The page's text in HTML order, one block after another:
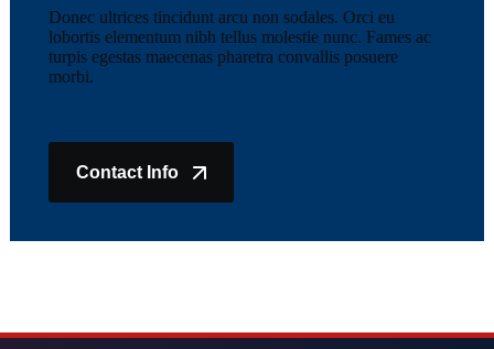
Donec ultrices tincidunt arcu non sodales. Orci eu
lobortis elementum nibh tellus molestie nunc. Fames ac
turpis egestas maecenas pharetra convallis posuere
morbi.
Contact Info